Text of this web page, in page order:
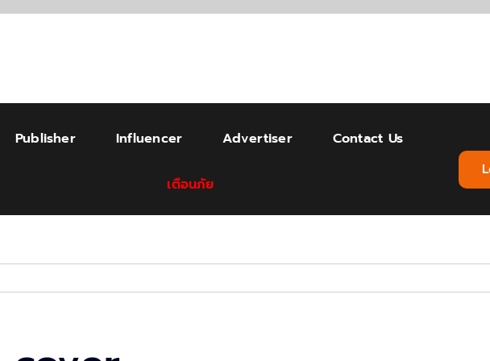
Publisher Influencer Advertiser Contact Us
เตือนภัย